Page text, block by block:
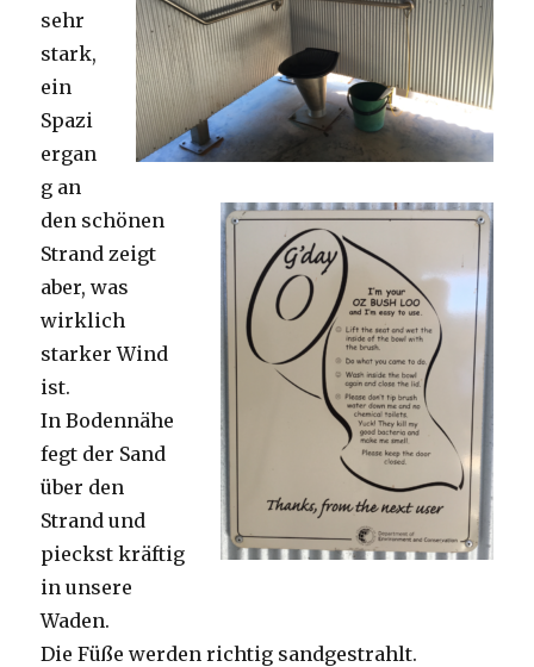
sehr
stark,
ein
Spazi
ergan
g an
den schönen
Strand zeigt
aber, was
wirklich
starker Wind
ist.
In Bodennähe
fegt der Sand
über den
Strand und
pieckst kräftig
in unsere
Waden.
Die Füße werden richtig sandgestrahlt.